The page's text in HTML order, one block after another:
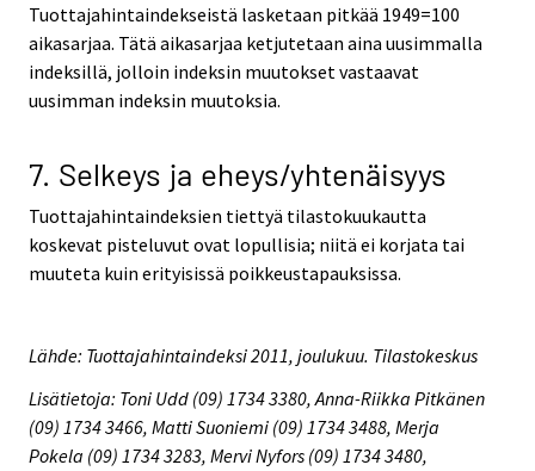
Tuottajahintaindekseistä lasketaan pitkää 1949=100
aikasarjaa. Tätä aikasarjaa ketjutetaan aina uusimmalla
indeksillä, jolloin indeksin muutokset vastaavat
uusimman indeksin muutoksia.
7. Selkeys ja eheys/yhtenäisyys
Tuottajahintaindeksien tiettyä tilastokuukautta
koskevat pisteluvut ovat lopullisia; niitä ei korjata tai
muuteta kuin erityisissä poikkeustapauksissa.
Lähde: Tuottajahintaindeksi 2011, joulukuu. Tilastokeskus
Lisätietoja: Toni Udd (09) 1734 3380, Anna-Riikka Pitkänen
(09) 1734 3466, Matti Suoniemi (09) 1734 3488, Merja
Pokela (09) 1734 3283, Mervi Nyfors (09) 1734 3480,